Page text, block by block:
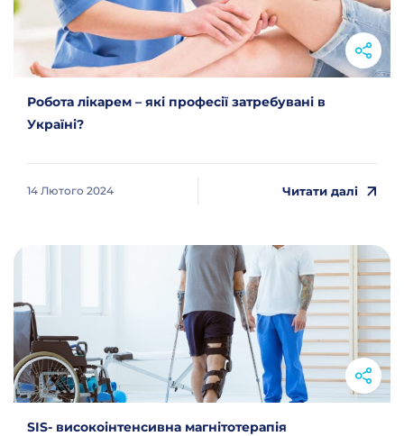
Робота лікарем – які професії затребувані в
Україні?
14 Лютого 2024 Читати далі
SIS- високоінтенсивна магнітотерапія